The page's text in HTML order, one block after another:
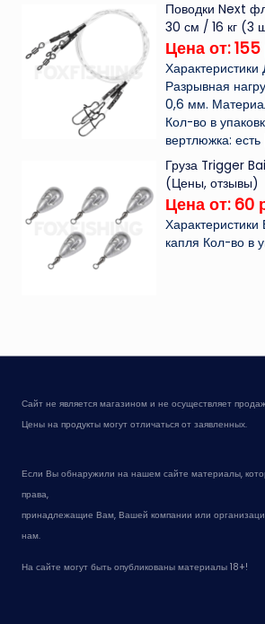
Поводки Next
30 см / 16 кг (3
Цена от:
Разрывная
0,6 мм.
Кол-во в
вертлюжка: есть
Груза Trigger
(Цены, отзывы)
Цена от: 60
Характеристики
капля Кол-во в
Сайт не является магазином и не осуществляет
Цены на продукты могут отличаться от заявленных.
Если Вы обнаружили на нашем сайте материалы,
права,
принадлежащие Вам, Вашей компании или
нам.
На сайте могут быть опубликованы материалы 18+!